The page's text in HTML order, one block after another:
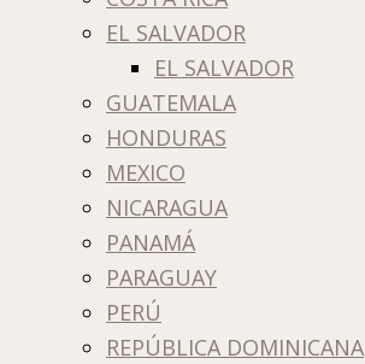
EL SALVADOR
EL SALVADOR
GUATEMALA
HONDURAS
MEXICO
NICARAGUA
PANAMÁ
PARAGUAY
PERÚ
REPÚBLICA DOMINICANA